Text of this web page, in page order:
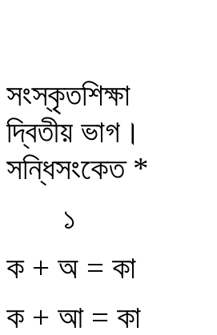
সংস্কৃতশিক্ষা
দ্বিতীয় ভাগ।
সন্ধিসংকেত *
১
ক + অ = কা
ক + আ = কা